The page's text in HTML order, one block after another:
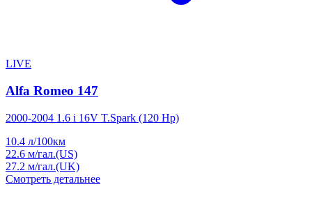
LIVE
Alfa Romeo 147
2000-2004 1.6 i 16V T.Spark (120 Hp)
10.4 л/100км
22.6 м/гал.(US)
27.2 м/гал.(UK)
Смотреть детальнее